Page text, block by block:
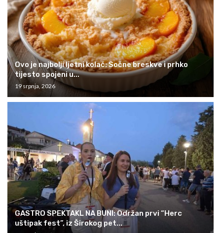
Ovo je najbolji ljetni kolač: Sočne breskve i prhko
tijesto spojeni u...
19 srpnja, 2026
GASTRO SPEKTAKL NA BUNI: Održan prvi “Herc
uštipak fest”, iz Širokog pet...